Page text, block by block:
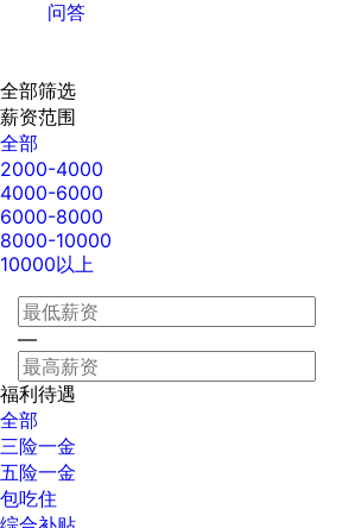
问答
全部筛选
薪资范围
全部
2000-4000
4000-6000
6000-8000
8000-10000
10000以上
—
福利待遇
全部
三险一金
五险一金
包吃住